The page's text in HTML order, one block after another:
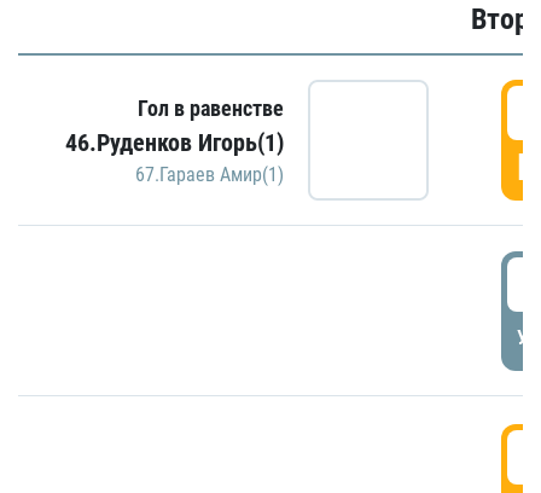
Гол в равенстве
46.Руденков Игорь(1)
67.Гараев Амир(1)